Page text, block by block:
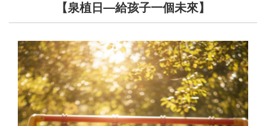
【泉植日—給孩子一個未來】